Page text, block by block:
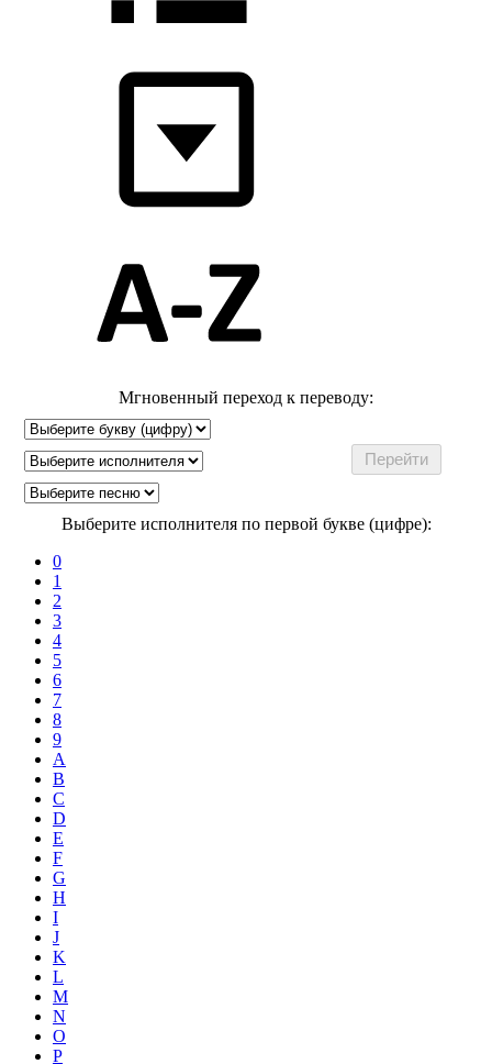
Мгновенный переход к переводу:
Выберите исполнителя по первой букве (цифре):
0
1
2
3
4
5
6
7
8
9
A
B
C
D
E
F
G
H
I
J
K
L
M
N
O
P